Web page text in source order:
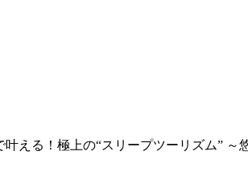
える！極上の“スリープツーリズム”